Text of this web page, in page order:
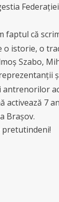
faptul că
o istorie, o
Szabo,
antrenorilor
activează 7
Brașov.
pretutindeni!